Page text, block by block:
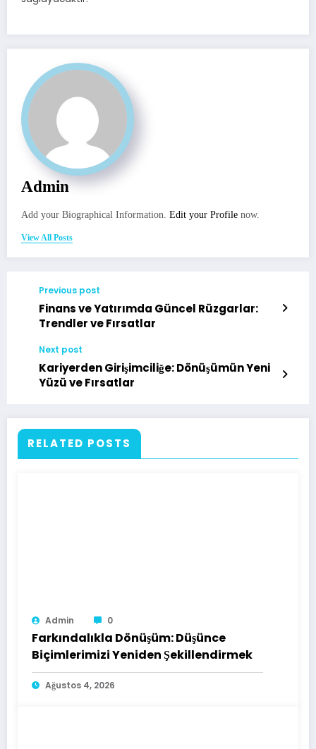
Admin
Add your Biographical Information. Edit your Profile now.
View All Posts
Previous post
Finans ve Yatırımda Güncel Rüzgarlar:
Trendler ve Fırsatlar
Next post
Kariyerden Girişimciliğe: Dönüşümün Yeni
Yüzü ve Fırsatlar
RELATED POSTS
Admin 0
Farkındalıkla Dönüşüm: Düşünce
Biçimlerimizi Yeniden Şekillendirmek
Ağustos 4, 2026